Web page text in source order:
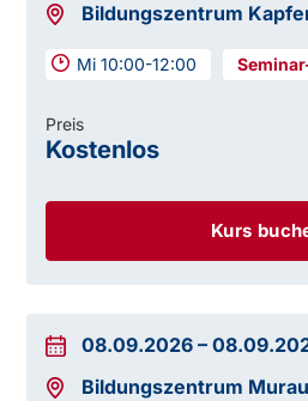
Bildungszentrum
Mi 10:00-12:00
Kurs
Preis
Kostenlos
08.09.2026 –
Bildungszentrum Murau